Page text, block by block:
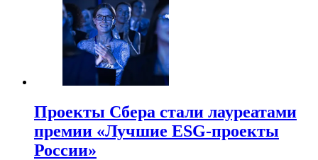
Проекты Сбера стали лауреатами
премии «Лучшие ESG-проекты
России»